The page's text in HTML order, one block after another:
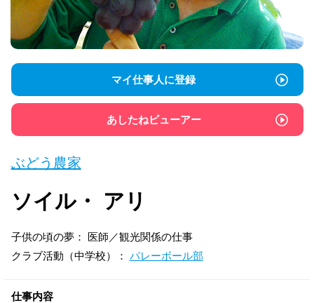
マイ仕事人に登録
あしたねビューアー
ぶどう農家
ソイル・ アリ
子供の頃の夢： 医師／観光関係の仕事
クラブ活動（中学校）： バレーボール部
仕事内容